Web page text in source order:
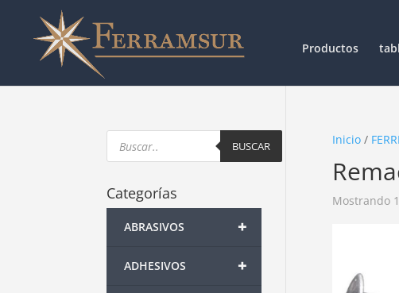
Productos
Inicio/
Mostrando
Products
search BUSCAR
Categorías
+
ABRASIVOS
+
ADHESIVOS